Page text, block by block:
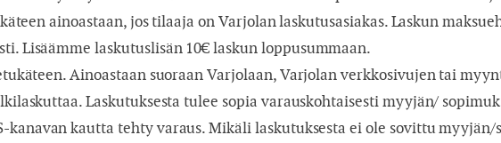
ainoastaan, jos tilaaja on Varjolan laskutusasiakas. Laskun
Lisäämme laskutuslisän 10€ laskun loppusummaan.
Ainoastaan suoraan Varjolaan, Varjolan verkkosivujen tai
Laskutuksesta tulee sopia varauskohtaisesti myyjän/
kanavan kautta tehty varaus. Mikäli laskutuksesta ei ole sovittu